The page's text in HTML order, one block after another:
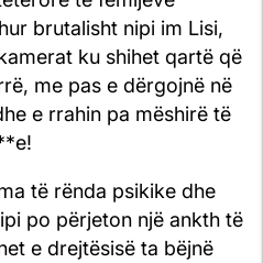
brutalisht nipi im Lisi,
ku shihet qartë që
me pas e dërgojnë në
e rrahin pa mëshirë të
të rënda psikike dhe
po përjeton një ankth të
e drejtësisë ta bëjnë